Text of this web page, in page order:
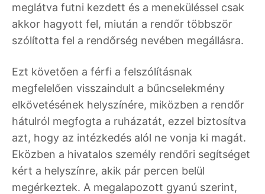
meglátva futni kezdett és a meneküléssel csak
akkor hagyott fel, miután a rendőr többször
szólította fel a rendőrség nevében megállásra.
Ezt követően a férfi a felszólításnak
megfelelően visszaindult a bűncselekmény
elkövetésének helyszínére, miközben a rendőr
hátulról megfogta a ruházatát, ezzel biztosítva
azt, hogy az intézkedés alól ne vonja ki magát.
Eközben a hivatalos személy rendőri segítséget
kért a helyszínre, akik pár percen belül
megérkeztek. A megalapozott gyanú szerint,